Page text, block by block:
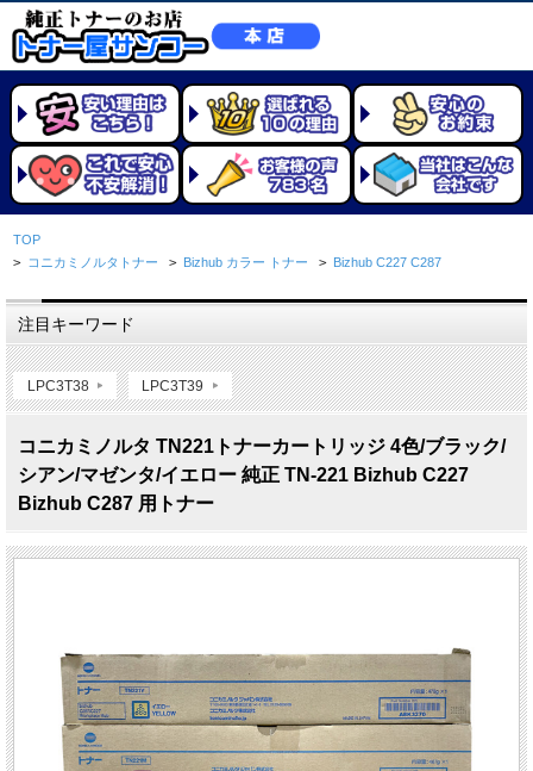
TOP
> コニカミノルタトナー > Bizhub カラー トナー > Bizhub C227 C287
注目キーワード
LPC3T38 LPC3T39
コニカミノルタ TN221トナーカートリッジ 4色/ブラック/
シアン/マゼンタ/イエロー 純正 TN-221 Bizhub C227
Bizhub C287 用トナー